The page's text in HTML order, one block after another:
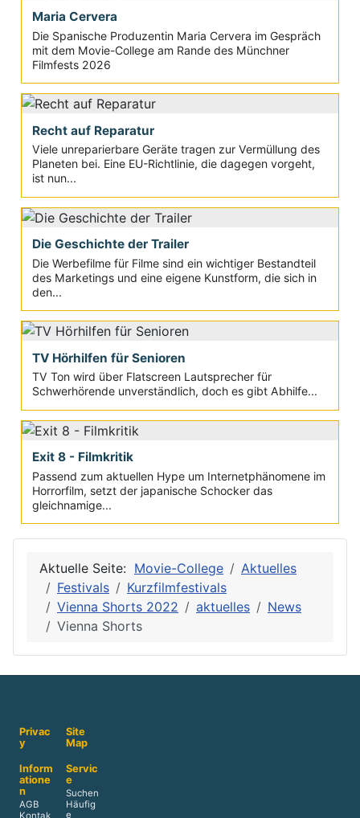
Maria Cervera
Die Spanische Produzentin Maria Cervera im Gespräch
mit dem Movie-College am Rande des Münchner
Filmfests 2026
Recht auf Reparatur
Viele unreparierbare Geräte tragen zur Vermüllung des
Planeten bei. Eine EU-Richtlinie, die dagegen vorgeht,
ist nun...
Die Geschichte der Trailer
Die Werbefilme für Filme sind ein wichtiger Bestandteil
des Marketings und eine eigene Kunstform, die sich in
den...
TV Hörhilfen für Senioren
TV Ton wird über Flatscreen Lautsprecher für
Schwerhörende unverständlich, doch es gibt Abhilfe...
Exit 8 - Filmkritik
Passend zum aktuellen Hype um Internetphänomene im
Horrorfilm, setzt der japanische Schocker das
gleichnamige...
Aktuelle Seite: Movie-College
Aktuelles
Festivals
Kurzfilmfestivals
Vienna Shorts 2022
aktuelles
News
Vienna Shorts
Privac
y
Site
Map
Inform
atione
n
AGB
Servic
e
Suchen
Häufig
e